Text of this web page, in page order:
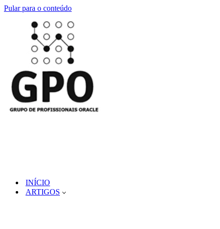
Pular para o conteúdo
INÍCIO
ARTIGOS